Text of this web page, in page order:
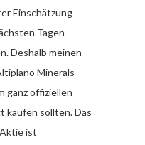
Einschätzung
Tagen
Deshalb meinen
Minerals
ganz offiziellen
kaufen sollten. Das
ist